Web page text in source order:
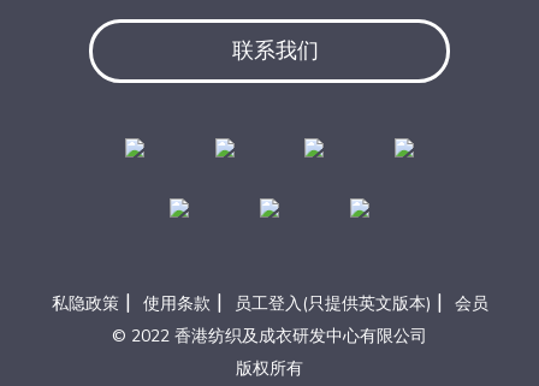
联系我们
私隐政策 | 使用条款 | 员工登入(只提供英文版本) | 会员
© 2022 香港纺织及成衣研发中心有限公司
版权所有